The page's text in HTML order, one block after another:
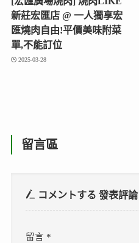
新莊宏匯店 @ 一人獨享宏
匯燒肉自由!平價美味附菜
單,不能訂位
2025-03-28
留言區
コメントする發表評論
留言 *